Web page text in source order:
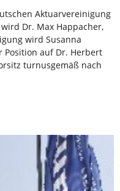
Aktuarvereinigung
Dr. Max Happacher,
wird Susanna
Position auf Dr. Herbert
turnusgemäß nach